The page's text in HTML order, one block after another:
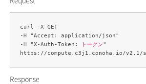
curl -X GET
-H "Accept: application/json"
-H "X-Auth-Token:
トークン"
https://compute.c3j1.conoha.io/v2.1/
Response